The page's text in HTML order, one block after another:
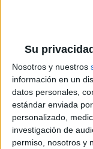
Su
Nosotros y nuestros
información en un
datos personales,
estándar enviada
personalizado,
investigación de
permiso, nosotros y
Look
Luz
© Perfil.com
Registro de